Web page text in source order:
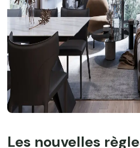
Les nouvelles